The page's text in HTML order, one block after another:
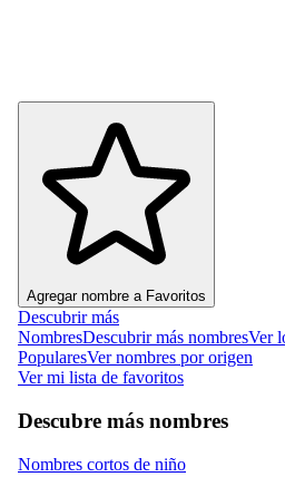
Agregar nombre a Favoritos
Descubrir más
NombresDescubrir más nombresVer
PopularesVer nombres por origen
Ver mi lista de favoritos
Descubre más nombres
Nombres cortos de niño